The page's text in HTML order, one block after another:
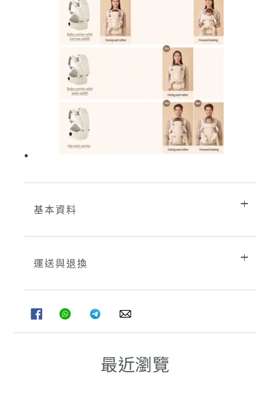
基本資料
運送與退換
FACEBOOK
分
享
WHATSAPPTELEGRAM
分
享
WHATSAPP
最近瀏覽